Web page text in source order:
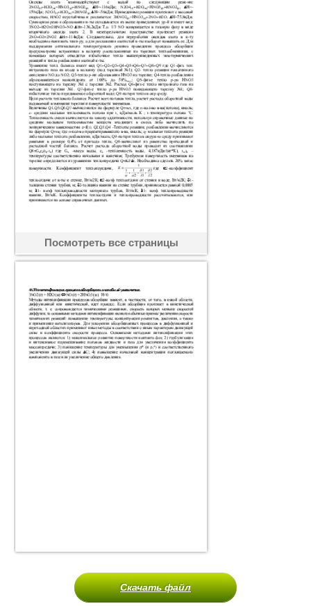
Посмотреть все страницы
Скачать файл